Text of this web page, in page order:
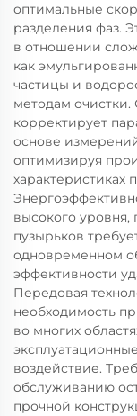
оптимальные
разделения фаз.
в отношении
как
частицы и
методам очистки.
корректирует
основе
оптимизируя
характеристиках
высокого уровня,
пузырьков
одновременном
эффективности
Передовая
необходимость
во многих
воздействие.
обслуживанию
прочной